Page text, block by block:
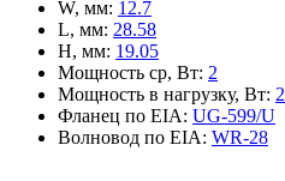
W, мм: 12.7
L, мм: 28.58
H, мм: 19.05
Мощность ср, Вт: 2
Мощность в нагрузку, Вт: 2
Фланец по EIA: UG-599/U
Волновод по EIA: WR-28